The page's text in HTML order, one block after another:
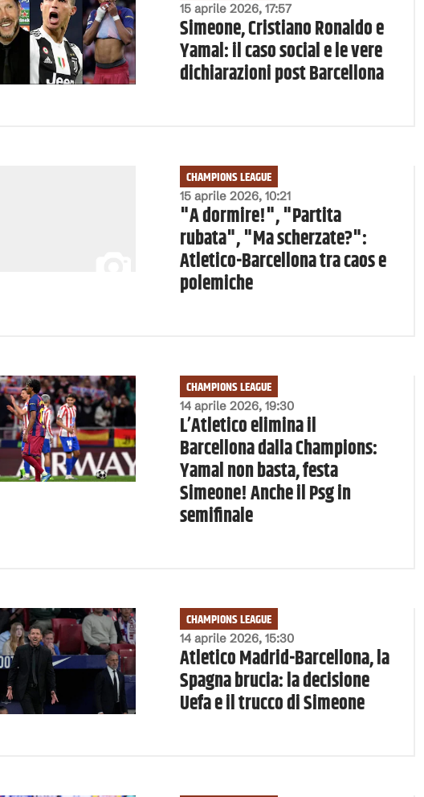
15 aprile 2026, 17:57
Simeone, Cristiano Ronaldo e
Yamal: il caso social e le vere
dichiarazioni post Barcellona
15 aprile 2026, 10:21
CHAMPIONS LEAGUE
"A dormire!", "Partita
rubata", "Ma scherzate?":
Atletico-Barcellona tra caos e
polemiche
14 aprile 2026, 19:30
CHAMPIONS LEAGUE
L’Atletico elimina il
Barcellona dalla Champions:
Yamal non basta, festa
Simeone! Anche il Psg in
semifinale
14 aprile 2026, 15:30
CHAMPIONS LEAGUE
Atletico Madrid-Barcellona, la
Spagna brucia: la decisione
Uefa e il trucco di Simeone